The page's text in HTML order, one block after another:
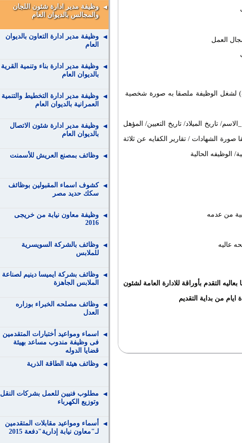
العمل
لشغل الوظيفة ملصقا به صورة شخصية
تاريخ الميلاد/ تاريخ التعيين/ المؤهل
صورة الشهادات / تقارير الكفايه عن ثلاثة
الوظيفه الحالية
من عدمه
عاليه
التقدم بأوراقة للادارة العامة لشئون
وظيفة مدير ادارة شئون اللجان
والمجالس بالديوان العام
وظيفة مدير ادارة التعاون بالديوان
العام
وظيفة مدير ادارة بناء وتنمية القرية
بالديوان العام
وظيفة مدير ادارة التخطيط والتنمية
العمرانية بالديوان العام
وظيفة مدير ادارة شئون الاتصال
بالديوان العام
وظائف بمصنع العريش للأسمنت
كشوف اسماء المقبولين بوظائف
سكك حديد مصر
وظيفة معاون نيابة من خريجى
2016
وظائف بالشركة السويسرية
للملابس
وظائف بشركة ايميسا دينيم لصناعة
الملابس الجاهزة
وظائف مصلحه الخبراء بوزاره
العدل
اسماء ومواعيد أختبارات المتقدمين
فى وظيفة مندوب مساعد بهيئة
قضايا الدوله
وظائف هيئة الطاقة الذرية
مطلوب فنيين للعمل بشركات النقل
وتوزيع الكهرباء
أسماء ومواعيد مقابلات المتقدمين
لـ"معاون نيابة إدارية"دفعة 2015